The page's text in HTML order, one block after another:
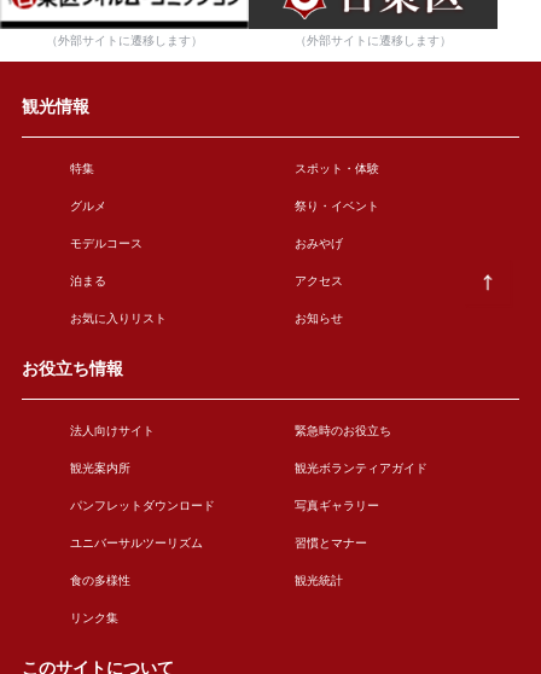
（外部サイトに遷移します） （外部サイトに遷移します）
観光情報
特集 スポット・体験
グルメ 祭り・イベント
モデルコース おみやげ
泊まる アクセス
お気に入りリスト お知らせ
お役立ち情報
法人向けサイト 緊急時のお役立ち
観光案内所 観光ボランティアガイド
パンフレットダウンロード 写真ギャラリー
ユニバーサルツーリズム 習慣とマナー
食の多様性 観光統計
リンク集
このサイトについて